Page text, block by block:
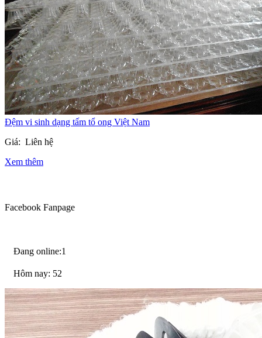
Đệm vi sinh dạng tấm tổ ong Việt Nam
Giá: Liên hệ
Xem thêm
Facebook Fanpage
Đang online:1
Hôm nay: 52